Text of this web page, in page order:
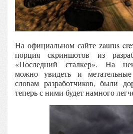
На официальном сайте zaurus
порция скриншотов из
«Последний сталкер». На
можно увидеть и
словам разработчиков, были
теперь с ними будет намного